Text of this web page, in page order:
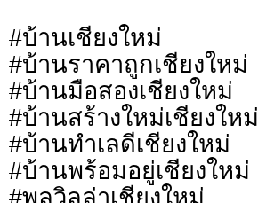
#บ้านเชียงใหม่
#บ้านราคาถูกเชียงใหม่
#บ้านมือสองเชียงใหม่
#บ้านสร้างใหม่เชียงใหม่
#บ้านทำเลดีเชียงใหม่
#บ้านพร้อมอยู่เชียงใหม่
#พูลวิลล่าเชียงใหม่